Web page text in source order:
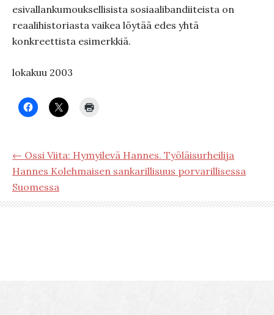
esivallankumouksellisista sosiaalibandiiteista on
reaalihistoriasta vaikea löytää edes yhtä
konkreettista esimerkkiä.
lokakuu 2003
← Ossi Viita: Hymyilevä Hannes. Työläisurheilija
Hannes Kolehmaisen sankarillisuus porvarillisessa
Suomessa